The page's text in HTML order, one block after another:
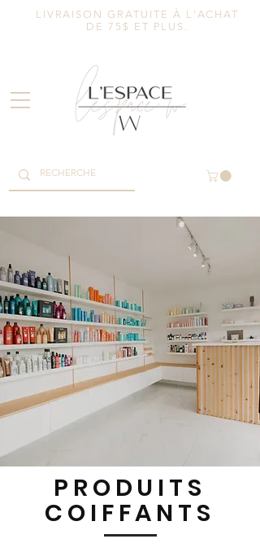
LIVRAISON GRATUITE À L'ACHAT
DE 75$ ET PLUS.
PRODUITS
COIFFANTS